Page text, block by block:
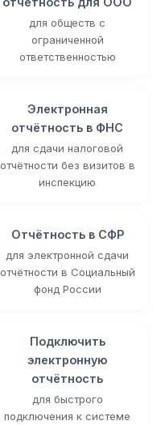
для обществ с
ограниченной
ответственностью
Электронная
отчётность в ФНС
для сдачи налоговой
отчётности без визитов в
инспекцию
Отчётность в СФР
для электронной сдачи
отчётности в Социальный
фонд России
Подключить
электронную
отчётность
для быстрого
подключения к системе